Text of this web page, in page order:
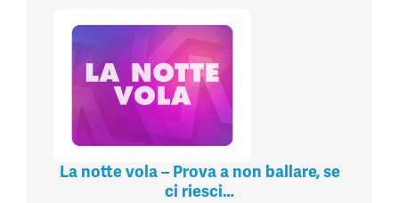
La notte vola – Prova a non ballare, se
ci riesci…